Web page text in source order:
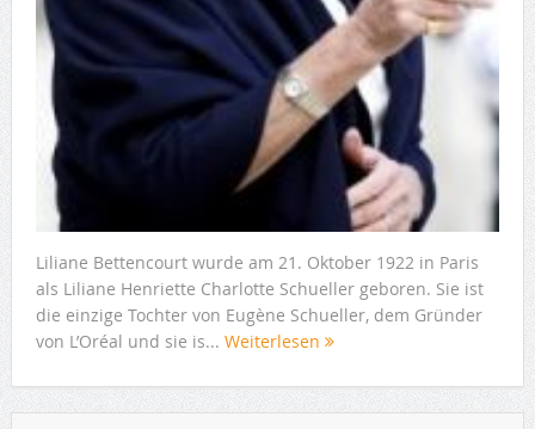
Liliane Bettencourt wurde am 21. Oktober 1922 in Paris
als Liliane Henriette Charlotte Schueller geboren. Sie ist
die einzige Tochter von Eugène Schueller, dem Gründer
von L’Oréal und sie is... Weiterlesen